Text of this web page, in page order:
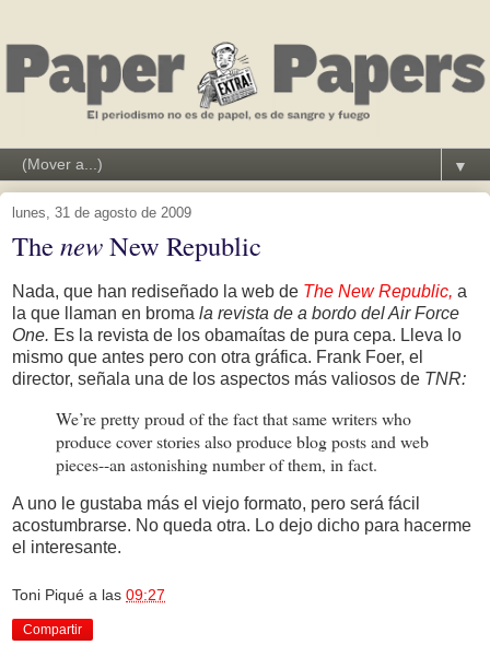
▼
lunes, 31 de agosto de 2009
ThenewNew Republic
Nada, que han rediseñado la web de The New Republic, a
la que llaman en broma la revista de a bordo del Air Force
One. Es la revista de los obamaítas de pura cepa. Lleva lo
mismo que antes pero con otra gráfica. Frank Foer, el
director, señala una de los aspectos más valiosos de TNR:
We’re pretty proud of the fact that same writers who
produce cover stories also produce blog posts and web
pieces--an astonishing number of them, in fact.
A uno le gustaba más el viejo formato, pero será fácil
acostumbrarse. No queda otra. Lo dejo dicho para hacerme
el interesante.
Toni Piqué a las 09:27
Compartir